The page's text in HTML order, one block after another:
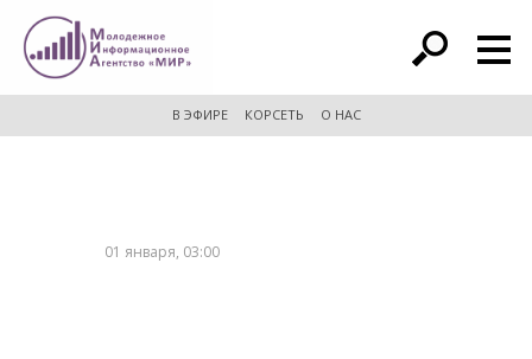
расширенный поиск
В ЭФИРЕ КОРСЕТЬ О НАС
01 января, 03:00